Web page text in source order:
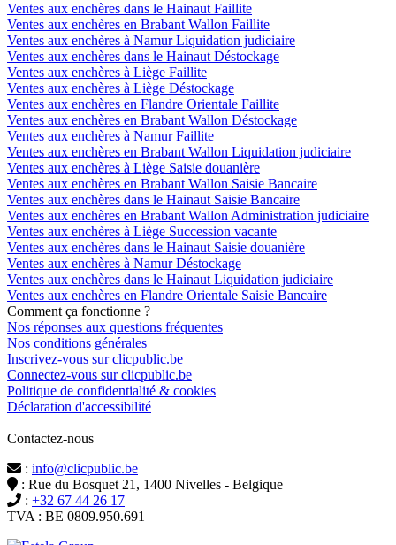
Ventes aux enchères dans le Hainaut Faillite
Ventes aux enchères en Brabant Wallon Faillite
Ventes aux enchères à Namur Liquidation judiciaire
Ventes aux enchères dans le Hainaut Déstockage
Ventes aux enchères à Liège Faillite
Ventes aux enchères à Liège Déstockage
Ventes aux enchères en Flandre Orientale Faillite
Ventes aux enchères en Brabant Wallon Déstockage
Ventes aux enchères à Namur Faillite
Ventes aux enchères en Brabant Wallon Liquidation judiciaire
Ventes aux enchères à Liège Saisie douanière
Ventes aux enchères en Brabant Wallon Saisie Bancaire
Ventes aux enchères dans le Hainaut Saisie Bancaire
Ventes aux enchères en Brabant Wallon Administration judiciaire
Ventes aux enchères à Liège Succession vacante
Ventes aux enchères dans le Hainaut Saisie douanière
Ventes aux enchères à Namur Déstockage
Ventes aux enchères dans le Hainaut Liquidation judiciaire
Ventes aux enchères en Flandre Orientale Saisie Bancaire
Comment ça fonctionne ?
Nos réponses aux questions fréquentes
Nos conditions générales
Inscrivez-vous sur clicpublic.be
Connectez-vous sur clicpublic.be
Politique de confidentialité & cookies
Déclaration d'accessibilité
Contactez-nous
: info@clicpublic.be
: Rue du Bosquet 21, 1400 Nivelles - Belgique
: +32 67 44 26 17
TVA : BE 0809.950.691